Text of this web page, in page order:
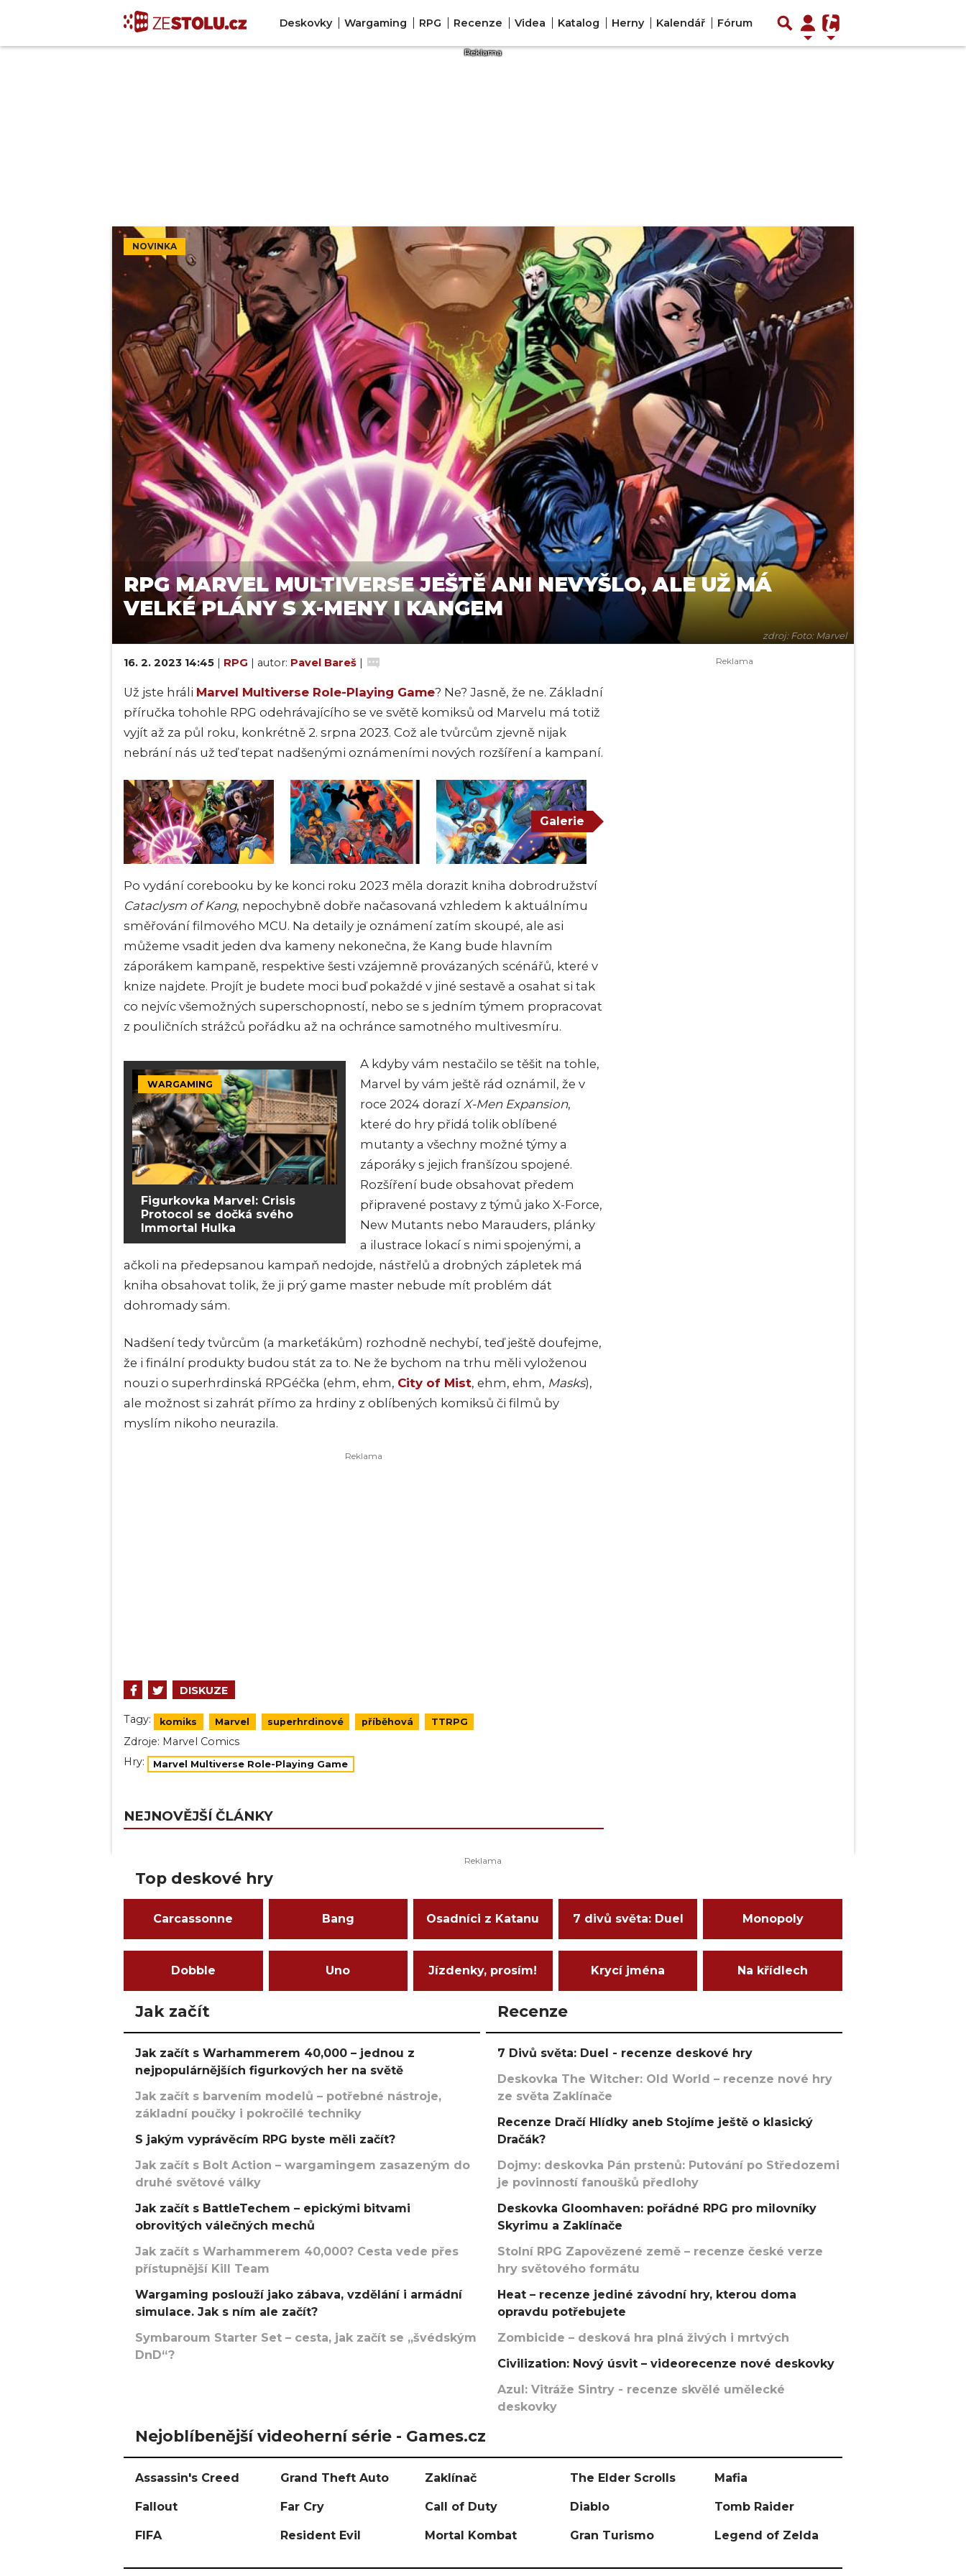
Deskovky Wargaming RPG Recenze Videa Katalog Herny Kalendář Fórum
NOVINKA
zdroj: Foto: Marvel
RPG MARVEL MULTIVERSE JEŠTĚ ANI NEVYŠLO, ALE UŽ MÁ
VELKÉ PLÁNY S X-MENY I KANGEM
16. 2. 2023 14:45 | RPG | autor: Pavel Bareš |
Už jste hráli Marvel Multiverse Role-Playing Game? Ne? Jasně, že ne. Základní
příručka tohohle RPG odehrávajícího se ve světě komiksů od Marvelu má totiž
vyjít až za půl roku, konkrétně 2. srpna 2023. Což ale tvůrcům zjevně nijak
nebrání nás už teďtepat nadšenými oznámeními nových rozšíření a kampaní.
Galerie
Po vydání corebooku by ke konci roku 2023 měla dorazit kniha dobrodružství
Cataclysm of Kang, nepochybně dobře načasovaná vzhledem k aktuálnímu
směřování filmového MCU. Na detaily je oznámení zatím skoupé, ale asi
můžeme vsadit jeden dva kameny nekonečna, že Kang bude hlavním
záporákem kampaně, respektive šesti vzájemně provázaných scénářů, které v
knize najdete. Projít je budete moci buď pokaždé v jiné sestavě a osahat si tak
co nejvíc všemožných superschopností, nebo se s jedním týmem propracovat
z pouličních strážců pořádku až na ochránce samotného multivesmíru.
WARGAMING
Figurkovka Marvel: Crisis
Protocol se dočká svého
Immortal Hulka
A kdyby vám nestačilo se těšit na tohle,
Marvel by vám ještě rád oznámil, že v
roce 2024 dorazí X-Men Expansion,
které do hry přidá tolik oblíbené
mutanty a všechny možné týmy a
záporáky s jejich franšízou spojené.
Rozšíření bude obsahovat předem
připravené postavy z týmů jako X-Force,
New Mutants nebo Marauders, plánky
a ilustrace lokací s nimi spojenými, a
ačkoli na předepsanou kampaň nedojde, nástřelů a drobných zápletek má
kniha obsahovat tolik, že ji prý game master nebude mít problém dát
dohromady sám.
Nadšení tedy tvůrcům (a markeťákům) rozhodně nechybí, teď ještě doufejme,
že i finální produkty budou stát za to. Ne že bychom na trhu měli vyloženou
nouzi o superhrdinská RPGéčka (ehm, ehm, City of Mist, ehm, ehm, Masks),
ale možnost si zahrát přímo za hrdiny z oblíbených komiksů či filmů by
myslím nikoho neurazila.
DISKUZE
Tagy: komiks Marvel superhrdinové příběhová TTRPG
Zdroje: Marvel Comics
Hry:
Marvel Multiverse Role-Playing Game
NEJNOVĚJŠÍ ČLÁNKY
Top deskové hry
Carcassonne Bang Osadníci z Katanu 7 divů světa: Duel Monopoly
Dobble Uno Jízdenky, prosím! Krycí jména Na křídlech
Jak začít
Jak začít s Warhammerem 40,000 – jednou z
nejpopulárnějších figurkových her na světě
Jak začít s barvením modelů – potřebné nástroje,
základní poučky i pokročilé techniky
S jakým vyprávěcím RPG byste měli začít?
Jak začít s Bolt Action – wargamingem zasazeným do
druhé světové války
Jak začít s BattleTechem – epickými bitvami
obrovitých válečných mechů
Jak začít s Warhammerem 40,000? Cesta vede přes
přístupnější Kill Team
Wargaming poslouží jako zábava, vzdělání i armádní
simulace. Jak s ním ale začít?
Symbaroum Starter Set – cesta, jak začít se „švédským
DnD“?
Recenze
7 Divů světa: Duel - recenze deskové hry
Deskovka The Witcher: Old World – recenze nové hry
ze světa Zaklínače
Recenze Dračí Hlídky aneb Stojíme ještě o klasický
Dračák?
Dojmy: deskovka Pán prstenů: Putování po Středozemi
je povinností fanoušků předlohy
Deskovka Gloomhaven: pořádné RPG pro milovníky
Skyrimu a Zaklínače
Stolní RPG Zapovězené země – recenze české verze
hry světového formátu
Heat – recenze jediné závodní hry, kterou doma
opravdu potřebujete
Zombicide – desková hra plná živých i mrtvých
Civilization: Nový úsvit – videorecenze nové deskovky
Azul: Vitráže Sintry - recenze skvělé umělecké
deskovky
Nejoblíbenější videoherní série - Games.cz
Assassin's Creed Grand Theft Auto Zaklínač The Elder Scrolls Mafia
Fallout Far Cry Call of Duty Diablo Tomb Raider
FIFA Resident Evil Mortal Kombat Gran Turismo Legend of Zelda